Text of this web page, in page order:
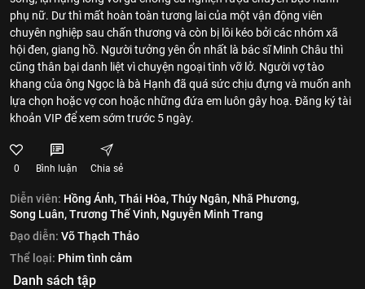
phụ nữ. Dư thì mất hoàn toàn tương lai của một vận động viên
chuyên nghiệp sau chấn thương và còn bị lôi kéo bởi các nhóm xã
hội đen, giang hồ. Người tưởng yên ổn nhất là bác sĩ Minh Châu thì
cũng thân bại danh liệt vì chuyện ngoại tình vỡ lở. Người vợ tào
khang của ông Ngọc là bà Hạnh đã quá sức chịu đựng và muốn anh
lựa chọn hoặc vợ con hoặc những đứa em luôn gây hoạ. Đăng ký tài
khoản VIP để xem sớm trước 5 ngày.
0 Bình luận Chia sẻ
Diễn viên: Hồng Ánh,Thái Hòa,Thúy Ngân, Nhã Phương,
Song Luân,Trương Thế Vinh, Nguyễn Minh Trang
Đạo diễn: Võ Thạch Thảo
Thể loại: Phim tình cảm
Danh sách tập